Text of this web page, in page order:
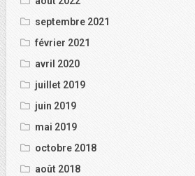
septembre 2021
février 2021
avril 2020
juillet 2019
juin 2019
mai 2019
octobre 2018
août 2018